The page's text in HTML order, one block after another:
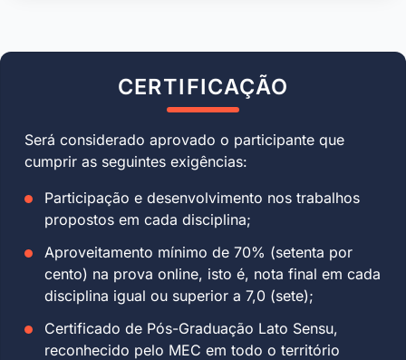
CERTIFICAÇÃO
Será considerado aprovado o participante que
cumprir as seguintes exigências:
Participação e desenvolvimento nos trabalhos
propostos em cada disciplina;
Aproveitamento mínimo de 70% (setenta por
cento) na prova online, isto é, nota final em cada
disciplina igual ou superior a 7,0 (sete);
Certificado de Pós-Graduação Lato Sensu,
reconhecido pelo MEC em todo o território